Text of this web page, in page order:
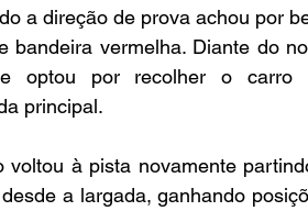
a direção de prova achou por
bandeira vermelha. Diante do
optou por recolher o carro
principal.
voltou à pista novamente
a largada, ganhando